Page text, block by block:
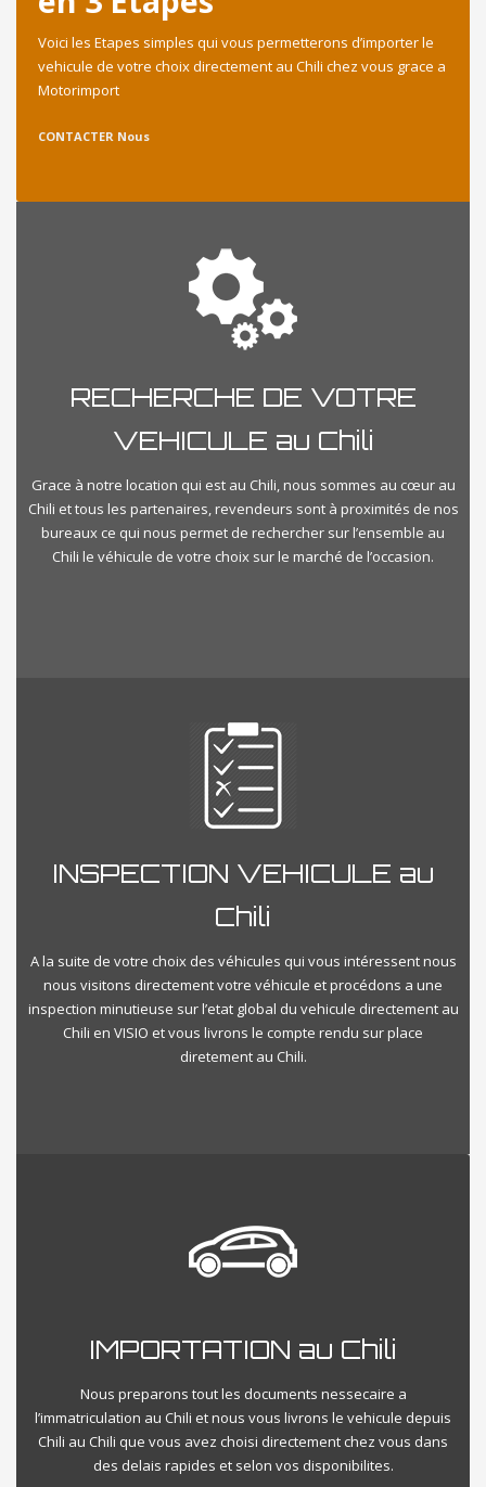
Voici les Etapes simples qui vous permetterons d’importer le
vehicule de votre choix directement au Chili chez vous grace a
Motorimport
CONTACTER Nous
RECHERCHE DE VOTRE
VEHICULE au Chili
Grace à notre location qui est au Chili, nous sommes au cœur au
Chili et tous les partenaires, revendeurs sont à proximités de nos
bureaux ce qui nous permet de rechercher sur l’ensemble au
Chili le véhicule de votre choix sur le marché de l’occasion.
INSPECTION VEHICULE au
Chili
A la suite de votre choix des véhicules qui vous intéressent nous
nous visitons directement votre véhicule et procédons a une
inspection minutieuse sur l’etat global du vehicule directement au
Chili en VISIO et vous livrons le compte rendu sur place
diretement au Chili.
IMPORTATION au Chili
Nous preparons tout les documents nessecaire a
l’immatriculation au Chili et nous vous livrons le vehicule depuis
Chili au Chili que vous avez choisi directement chez vous dans
des delais rapides et selon vos disponibilites.